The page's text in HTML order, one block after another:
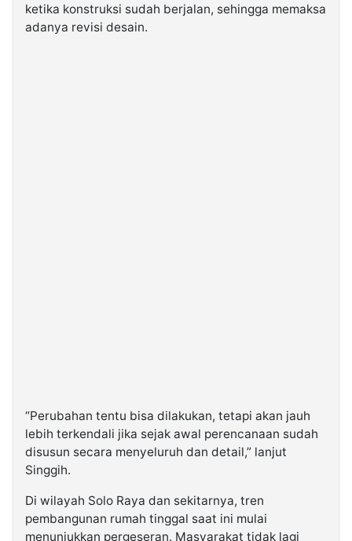
ketika konstruksi sudah berjalan, sehingga memaksa
adanya revisi desain.
“Perubahan tentu bisa dilakukan, tetapi akan jauh
lebih terkendali jika sejak awal perencanaan sudah
disusun secara menyeluruh dan detail,” lanjut
Singgih.
Di wilayah Solo Raya dan sekitarnya, tren
pembangunan rumah tinggal saat ini mulai
menunjukkan pergeseran. Masyarakat tidak lagi